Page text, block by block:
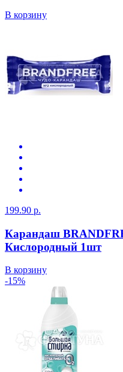
В корзину
199.90 р.
Карандаш
Кислородный 1шт
В корзину
-15%